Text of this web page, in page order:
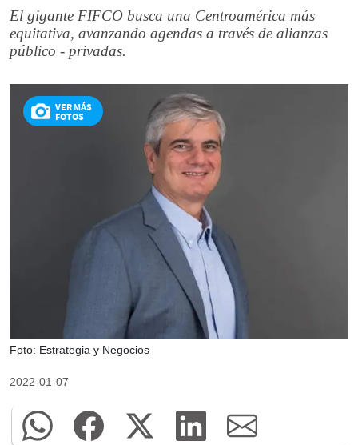
El gigante FIFCO busca una Centroamérica más
equitativa, avanzando agendas a través de alianzas
público - privadas.
VER MÁS
FOTOS
Foto: Estrategia y Negocios
2022-01-07